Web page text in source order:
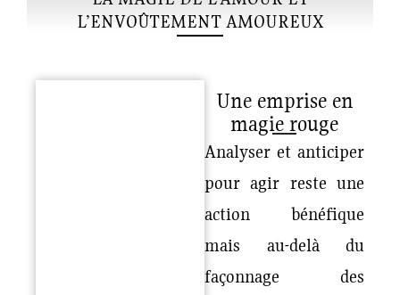
L’ENVOÛTEMENT AMOUREUX
Une emprise en
magie rouge
Analyser et anticiper
pour agir reste une
action bénéfique
mais au-delà du
façonnage des